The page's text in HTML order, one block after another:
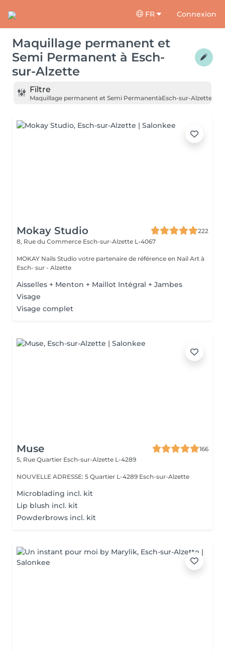
FR Connexion
Maquillage permanent et
Semi Permanent à Esch-
sur-Alzette
Filtre
Maquillage permanent et Semi PermanentàEsch-sur-Alzette
Mokay Studio
222
8, Rue du Commerce Esch-sur-Alzette L-4067
MOKAY Nails Studio votre partenaire de référence en Nail Art à
Esch- sur - Alzette
Aisselles + Menton + Maillot Intégral + Jambes
Visage
Visage complet
Muse
166
5, Rue Quartier Esch-sur-Alzette L-4289
NOUVELLE ADRESSE: 5 Quartier L-4289 Esch-sur-Alzette
Microblading incl. kit
Lip blush incl. kit
Powderbrows incl. kit